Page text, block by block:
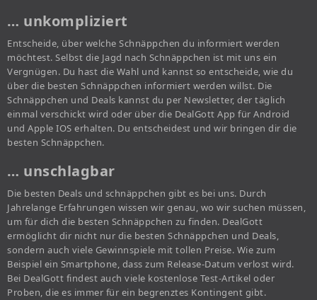
… unkompliziert
Entscheide, über welche Schnäppchen du informiert werden
möchtest. Selbst die Jagd nach Schnäppchen ist mit uns ein
Vergnügen. Du hast die Wahl und kannst so entscheide, wie du
über die besten Schnäppchen informiert werden willst. Die
Schnäppchen und Deals kannst du per Newsletter, der täglich
einmal verschickt wird oder über die DealGott App für Android
und Apple IOS erhalten. Du entscheidest und wir bringen dir die
besten Schnäppchen.
… unschlagbar
Die besten Deals und schnäppchen gibt es bei uns. Durch
Jahrelange Erfahrungen wissen wir genau, wo wir suchen müssen,
um für dich die besten Schnäppchen zu finden. DealGott
ermöglicht dir nicht nur die besten Schnäppchen und Deals,
sondern auch viele Gewinnspiele mit tollen Preise. Wie zum
Beispiel ein Smartphone, dass zum Release-Datum verlost wird.
Bei DealGott findest auch viele kostenlose Test-Artikel oder
Proben, die es immer für ein begrenztes Kontingent gibt.